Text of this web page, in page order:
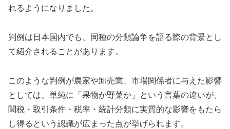
れるようになりました。
判例は日本国内でも、同種の分類論争を語る際の背景とし
て紹介されることがあります。
このような判例が農家や卸売業、市場関係者に与えた影響
としては、単純に「果物か野菜か」という言葉の違いが、
関税・取引条件・税率・統計分類に実質的な影響をもたら
し得るという認識が広まった点が挙げられます。